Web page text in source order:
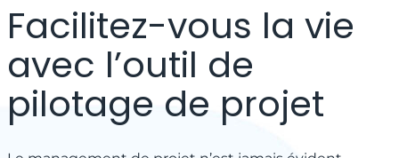
Facilitez-vous la vie
avec l’outil de
pilotage de projet